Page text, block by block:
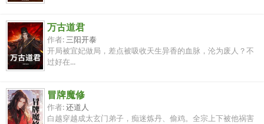
万古道君
作者:三阳开泰
开局被宜妃做局，差点被吸收天生异香的血脉，沦为废人？不
过好在...
冒牌魔修
作者:还道人
白越穿越成太玄门弟子，痴迷炼丹、偷鸡。全宗上下被他祸害